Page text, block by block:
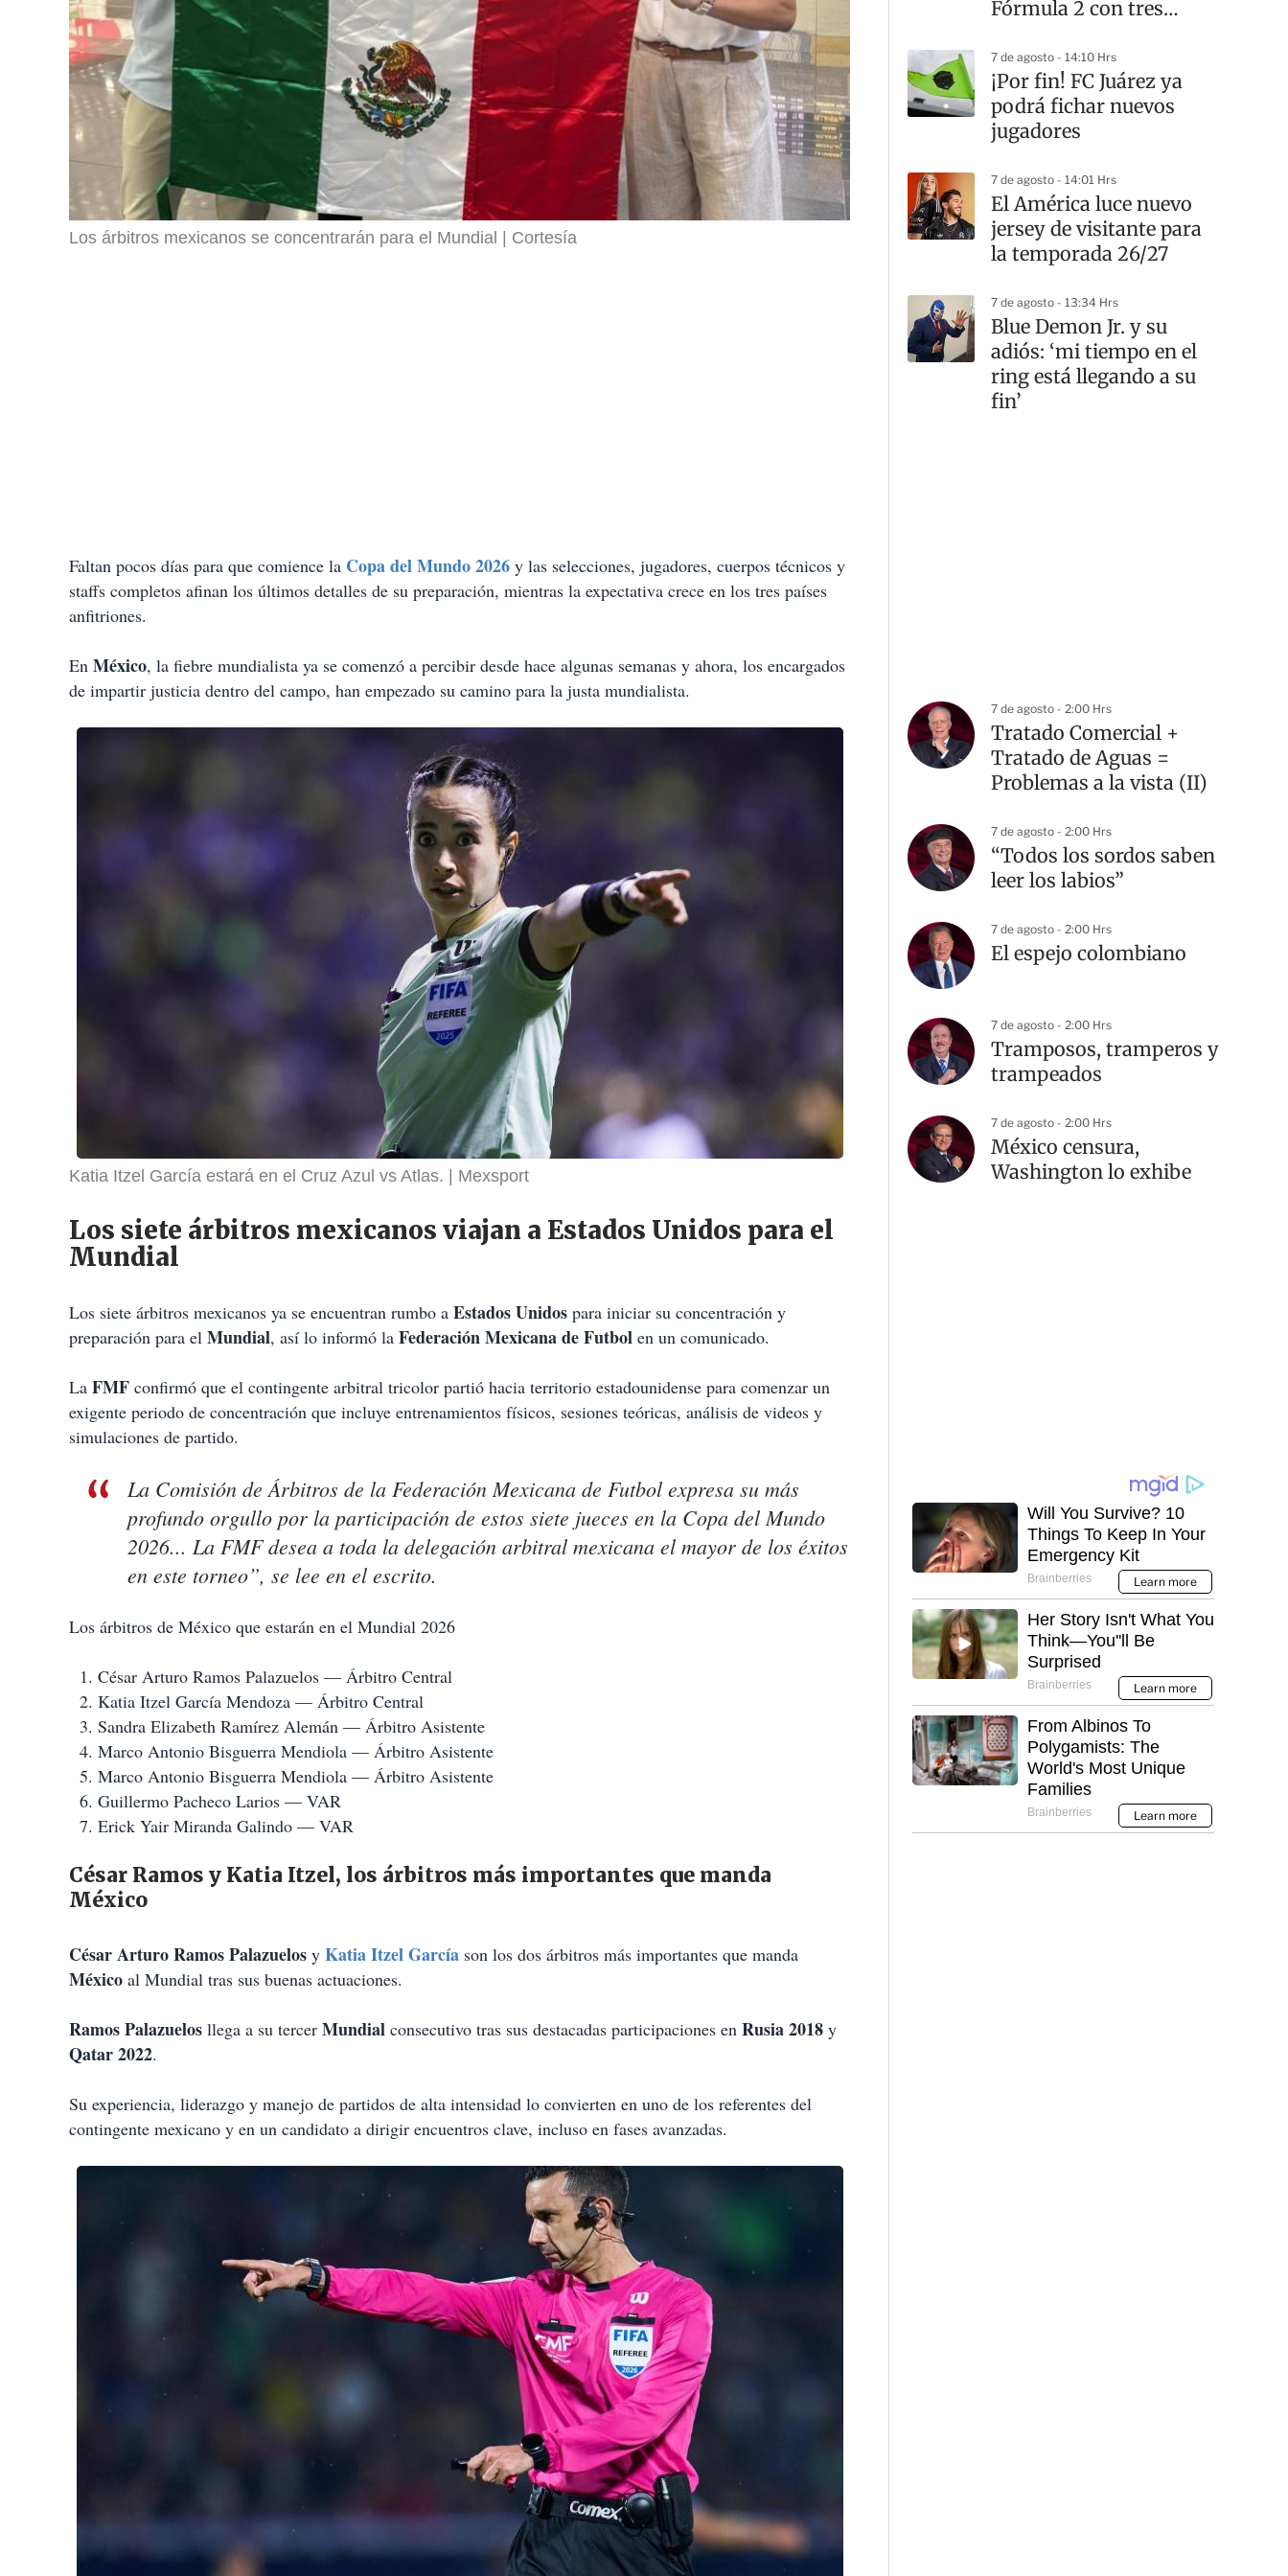
Los árbitros mexicanos se concentrarán para el Mundial Cortesía
Faltan pocos días para que comience la Copa del Mundo 2026 y las selecciones, jugadores, cuerpos técnicos y
staffs completos afinan los últimos detalles de su preparación, mientras la expectativa crece en los tres países
anfitriones.
En México, la fiebre mundialista ya se comenzó a percibir desde hace algunas semanas y ahora, los encargados
de impartir justicia dentro del campo, han empezado su camino para la justa mundialista.
Katia Itzel García estará en el Cruz Azul vs Atlas. Mexsport
Los siete árbitros mexicanos viajan a Estados Unidos para el
Mundial
Los siete árbitros mexicanos ya se encuentran rumbo a Estados Unidos para iniciar su concentración y
preparación para el Mundial, así lo informó la Federación Mexicana de Futbol en un comunicado.
La FMF confirmó que el contingente arbitral tricolor partió hacia territorio estadounidense para comenzar un
exigente periodo de concentración que incluye entrenamientos físicos, sesiones teóricas, análisis de videos y
simulaciones de partido.
La Comisión de Árbitros de la Federación Mexicana de Futbol expresa su más
profundo orgullo por la participación de estos siete jueces en la Copa del Mundo
2026... La FMF desea a toda la delegación arbitral mexicana el mayor de los éxitos
en este torneo”, se lee en el escrito.
Los árbitros de México que estarán en el Mundial 2026
César Arturo Ramos Palazuelos — Árbitro Central
Katia Itzel García Mendoza — Árbitro Central
Sandra Elizabeth Ramírez Alemán — Árbitro Asistente
Marco Antonio Bisguerra Mendiola — Árbitro Asistente
Marco Antonio Bisguerra Mendiola — Árbitro Asistente
Guillermo Pacheco Larios — VAR
Erick Yair Miranda Galindo — VAR
César Ramos y Katia Itzel, los árbitros más importantes que manda
México
César Arturo Ramos Palazuelos y Katia Itzel García son los dos árbitros más importantes que manda
México al Mundial tras sus buenas actuaciones.
Ramos Palazuelos llega a su tercer Mundial consecutivo tras sus destacadas participaciones en Rusia 2018 y
Qatar 2022.
Su experiencia, liderazgo y manejo de partidos de alta intensidad lo convierten en uno de los referentes del
contingente mexicano y en un candidato a dirigir encuentros clave, incluso en fases avanzadas.
Fórmula 2 con tres
7 de agosto - 14:10 Hrs
¡Por fin! FC Juárez ya
podrá fichar nuevos
jugadores
7 de agosto - 14:01 Hrs
El América luce nuevo
jersey de visitante para
la temporada 26/27
7 de agosto - 13:34 Hrs
Blue Demon Jr. y su
adiós: ‘mi tiempo en el
ring está llegando a su
fin’
7 de agosto - 2:00 Hrs
Tratado Comercial +
Tratado de Aguas =
Problemas a la vista (II)
7 de agosto - 2:00 Hrs
“Todos los sordos saben
leer los labios”
7 de agosto - 2:00 Hrs
El espejo colombiano
7 de agosto - 2:00 Hrs
Tramposos, tramperos y
trampeados
7 de agosto - 2:00 Hrs
México censura,
Washington lo exhibe